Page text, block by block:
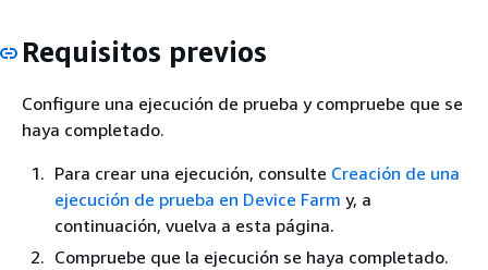
Requisitos previos
Configure una ejecución de prueba y compruebe que se
haya completado.
Para crear una ejecución, consulte Creación de una
ejecución de prueba en Device Farm y, a
continuación, vuelva a esta página.
Compruebe que la ejecución se haya completado.